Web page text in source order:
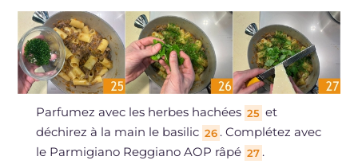
Parfumez avec les herbes hachées 25 et
déchirez à la main le basilic 26 . Complétez avec
le Parmigiano Reggiano AOP râpé 27 .